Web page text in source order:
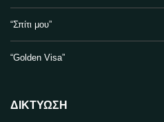
“Σπίτι μου”
“Golden Visa”
ΔΙΚΤΥΩΣΗ